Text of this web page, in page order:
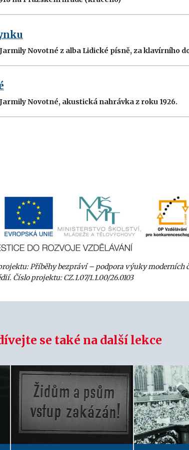
Novotné z alba Lidické písně, za klavírního
Novotné, akustická nahrávka z roku 1926.
Příběhy bezpráví – podpora výuky
Číslo projektu: CZ.1.07/1.1.00/26.0103
se také na další lekce